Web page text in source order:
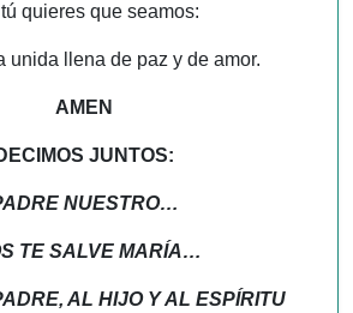
quieres que seamos:
unida llena de paz y de amor.
AMEN
JUNTOS:
NUESTRO…
TE SALVE MARÍA…
AL HIJO Y AL ESPÍRITU